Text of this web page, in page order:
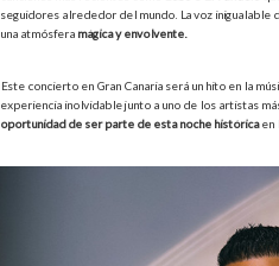
seguidores alrededor del mundo. La voz
una atmósfera mágica y envolvente.
Este concierto en Gran Canaria será un hito en la
experiencia inolvidable junto a uno de los artistas
oportunidad de ser parte de esta noche históricaen